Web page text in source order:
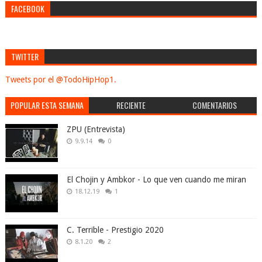
FACEBOOK
TWITTER
Tweets por el @TodoHipHop1.
POPULAR ESTA SEMANA RECIENTE COMENTARIOS
ZPU (Entrevista)
9.9.14 0
El Chojin y Ambkor - Lo que ven cuando me miran
18.12.19 1
C. Terrible - Prestigio 2020
8.1.20 2